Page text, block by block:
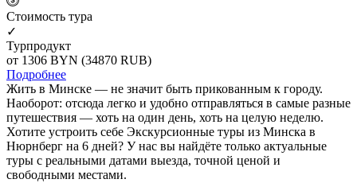
Cтоимость тура
✓
Турпродукт
от 1306 BYN (34870 RUB)
Подробнее
Жить в Минске — не значит быть прикованным к городу.
Наоборот: отсюда легко и удобно отправляться в самые разные
путешествия — хоть на один день, хоть на целую неделю.
Хотите устроить себе Экскурсионные туры из Минска в
Нюрнберг на 6 дней? У нас вы найдёте только актуальные
туры с реальными датами выезда, точной ценой и
свободными местами.